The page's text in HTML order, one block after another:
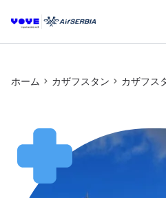
ホーム カザフスタン カザフス